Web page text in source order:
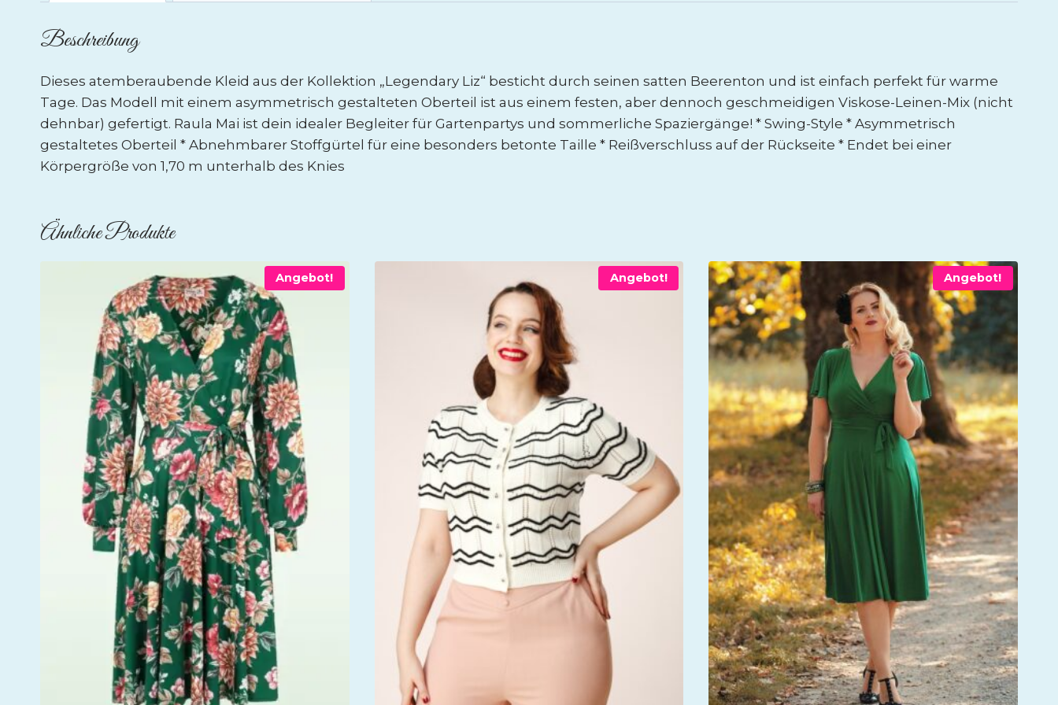
Beschreibung
Dieses atemberaubende Kleid aus der Kollektion „Legendary Liz“ besticht durch seinen satten Beerenton und ist einfach perfekt für warme
Tage. Das Modell mit einem asymmetrisch gestalteten Oberteil ist aus einem festen, aber dennoch geschmeidigen Viskose-Leinen-Mix (nicht
dehnbar) gefertigt. Raula Mai ist dein idealer Begleiter für Gartenpartys und sommerliche Spaziergänge! * Swing-Style * Asymmetrisch
gestaltetes Oberteil * Abnehmbarer Stoffgürtel für eine besonders betonte Taille * Reißverschluss auf der Rückseite * Endet bei einer
Körpergröße von 1,70 m unterhalb des Knies
Ähnliche Produkte
Angebot! Angebot! Angebot!